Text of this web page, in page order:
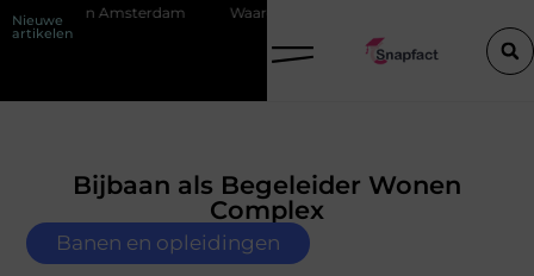
Nieuwe
artikelen
Waarom hoogwaardige spinvliesfolie onmisbaar is in
Bijbaan als Begeleider Wonen
Complex
Banen en opleidingen